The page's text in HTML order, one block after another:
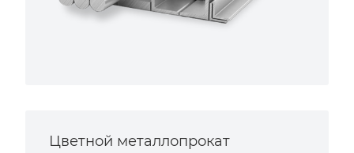
Цветной металлопрокат